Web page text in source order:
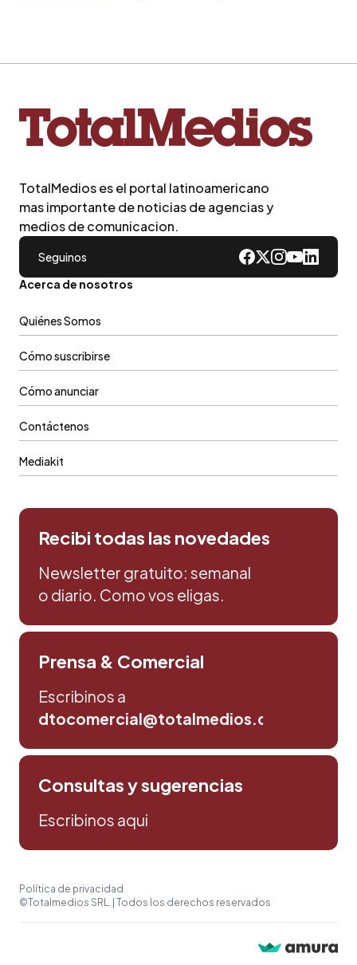
TotalMedios es el portal latinoamericano
mas importante de noticias de agencias y
medios de comunicacion.
Seguinos
Acerca de nosotros
Quiénes Somos
Cómo suscribirse
Cómo anunciar
Contáctenos
Mediakit
Recibi todas las novedades
Newsletter gratuito: semanal
o diario. Como vos eligas.
Prensa & Comercial
Escribinos a
dtocomercial@totalmedios.com
Consultas y sugerencias
Escribinos aqui
Política de privacidad
©Totalmedios SRL. | Todos los derechos reservados